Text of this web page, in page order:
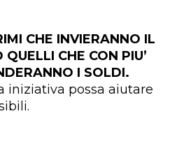
CHE INVIERANNO IL
CHE CON PIU’
I SOLDI.
iniziativa possa aiutare